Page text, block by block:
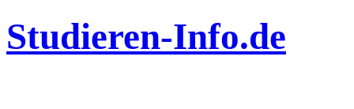
Studieren-Info.de